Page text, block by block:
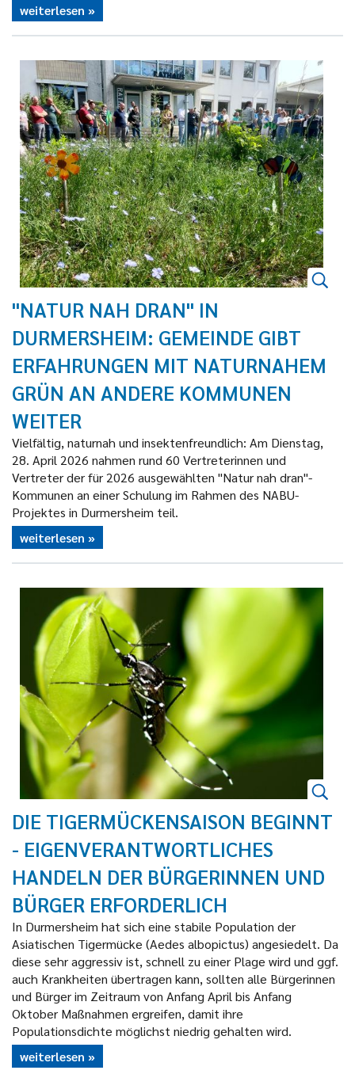
weiterlesen
"NATUR NAH DRAN" IN
DURMERSHEIM: GEMEINDE GIBT
ERFAHRUNGEN MIT NATURNAHEM
GRÜN AN ANDERE KOMMUNEN
WEITER
Vielfältig, naturnah und insektenfreundlich: Am Dienstag,
28. April 2026 nahmen rund 60 Vertreterinnen und
Vertreter der für 2026 ausgewählten "Natur nah dran"-
Kommunen an einer Schulung im Rahmen des NABU-
Projektes in Durmersheim teil.
weiterlesen
DIE TIGERMÜCKENSAISON BEGINNT
- EIGENVERANTWORTLICHES
HANDELN DER BÜRGERINNEN UND
BÜRGER ERFORDERLICH
In Durmersheim hat sich eine stabile Population der
Asiatischen Tigermücke (Aedes albopictus) angesiedelt. Da
diese sehr aggressiv ist, schnell zu einer Plage wird und ggf.
auch Krankheiten übertragen kann, sollten alle Bürgerinnen
und Bürger im Zeitraum von Anfang April bis Anfang
Oktober Maßnahmen ergreifen, damit ihre
Populationsdichte möglichst niedrig gehalten wird.
weiterlesen